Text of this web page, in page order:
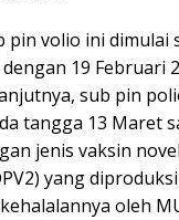
pin volio ini dimulai
19 Februari
sub pin
tangga 13 Maret
jenis vaksin
yang
oleh